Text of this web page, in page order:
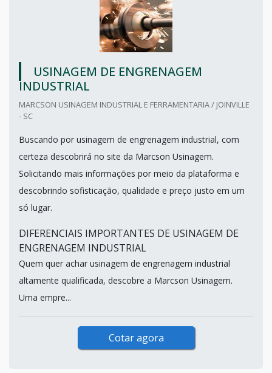
USINAGEM DE ENGRENAGEM
INDUSTRIAL
MARCSON USINAGEM INDUSTRIAL E FERRAMENTARIA / JOINVILLE
- SC
Buscando por usinagem de engrenagem industrial, com
certeza descobrirá no site da Marcson Usinagem.
Solicitando mais informações por meio da plataforma e
descobrindo sofisticação, qualidade e preço justo em um
só lugar.
DIFERENCIAIS IMPORTANTES DE USINAGEM DE
ENGRENAGEM INDUSTRIAL
Quem quer achar usinagem de engrenagem industrial
altamente qualificada, descobre a Marcson Usinagem.
Uma empre...
Cotar agora